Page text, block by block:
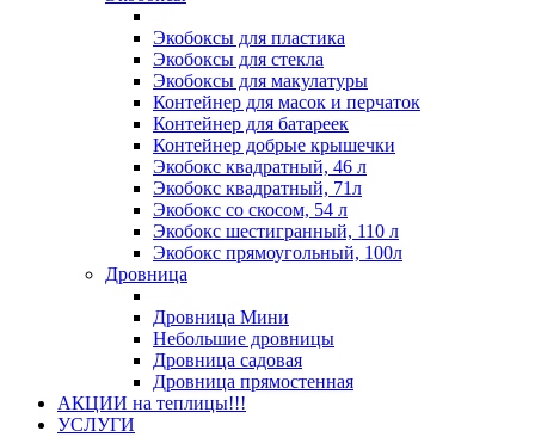
Экобоксы для пластика
Экобоксы для стекла
Экобоксы для макулатуры
Контейнер для масок и перчаток
Контейнер для батареек
Контейнер добрые крышечки
Экобокс квадратный, 46 л
Экобокс квадратный, 71л
Экобокс со скосом, 54 л
Экобокс шестигранный, 110 л
Экобокс прямоугольный, 100л
Дровница
Дровница Мини
Небольшие дровницы
Дровница садовая
Дровница прямостенная
АКЦИИ на теплицы!!!
УСЛУГИ